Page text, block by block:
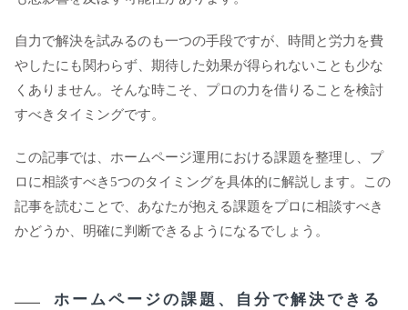
自力で解決を試みるのも一つの手段ですが、時間と労力を費
やしたにも関わらず、期待した効果が得られないことも少な
くありません。そんな時こそ、プロの力を借りることを検討
すべきタイミングです。
この記事では、ホームページ運用における課題を整理し、プ
ロに相談すべき5つのタイミングを具体的に解説します。この
記事を読むことで、あなたが抱える課題をプロに相談すべき
かどうか、明確に判断できるようになるでしょう。
ホームページの課題、自分で解決できる